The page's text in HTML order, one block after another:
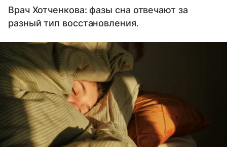
Врач Хотченкова: фазы сна отвечают за
разный тип восстановления.